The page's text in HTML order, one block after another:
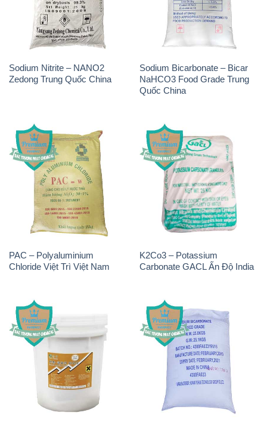
Sodium Nitrite – NANO2
Zedong Trung Quốc China
Sodium Bicarbonate – Bicar
NaHCO3 Food Grade Trung
Quốc China
PAC – Polyaluminium
Chloride Việt Trì Việt Nam
K2Co3 – Potassium
Carbonate GACL Ấn Độ India